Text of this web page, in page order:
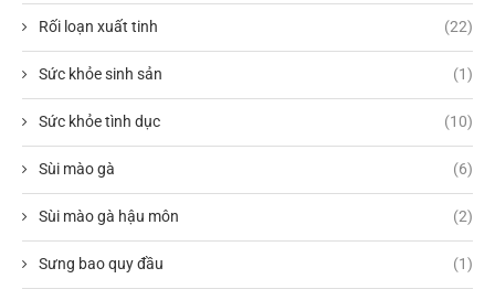
Rối loạn xuất tinh (22)
Sức khỏe sinh sản (1)
Sức khỏe tình dục (10)
Sùi mào gà (6)
Sùi mào gà hậu môn (2)
Sưng bao quy đầu (1)